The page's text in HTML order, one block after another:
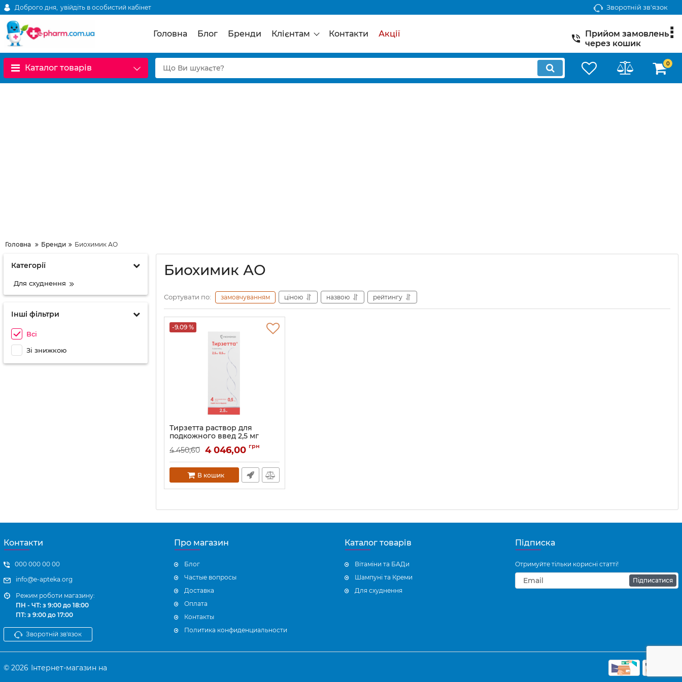
Доброго дня, увійдіть в особистий кабінет Зворотній зв'язок
Головна Блог Бренди Клієнтам Контакти Акції
Прийом замовлень
через кошик
Каталог товарів 0
Головна Бренди Биохимик АО
Категорії
Для схуднення
Інші фільтри
Всі
Зі знижкою
Биохимик АО
Сортувати по: замовчуванням ціною назвою рейтингу
-9.09 %
Тирзетта раствор для
подкожного введ 2,5 мг
шприцы в автоинжекторах
0,5 мл 4 шт
Артикул: =413497
4 450,60 4 046,00 грн
В кошик
Контакти
000 000 00 00
info@e-apteka.org
Режим роботи магазину:
ПН - ЧТ: з 9:00 до 18:00
ПТ: з 9:00 до 17:00
Зворотній зв'язок
Про магазин
Блог
Частые вопросы
Доставка
Оплата
Контакты
Политика конфиденциальности
Каталог товарів
Вітаміни та БАДи
Шампуні та Креми
Для схуднення
Підписка
Отримуйте тільки корисні статті!
Підписатися
© 2026 Інтернет-магазин на